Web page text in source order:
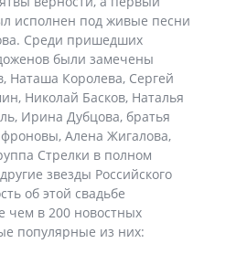
исполнен под живые песни
Среди пришедших
были замечены
Наташа Королева, Сергей
Николай Басков, Наталья
Ирина Дубцова, братья
Алена Жигалова,
Стрелки в полном
звезды Российского
об этой свадьбе
чем в 200 новостных
популярные из них: